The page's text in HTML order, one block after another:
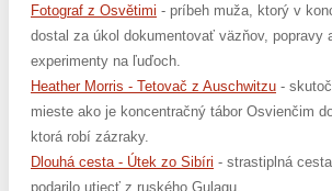
Fotograf z Osvětimi - príbeh muža, ktorý v
dostal za úkol dokumentovať väzňov, popravy
experimenty na ľuďoch.
Heather Morris - Tetovač z Auschwitzu -
mieste ako je koncentračný tábor Osvienčim
ktorá robí zázraky.
Dlouhá cesta - Útek zo Sibíri - strastiplná
podarilo utiecť z ruského Gulagu.